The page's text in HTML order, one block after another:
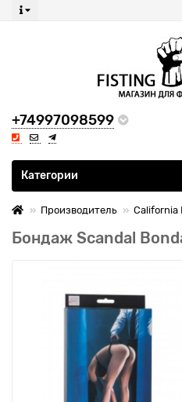
+74997098599
Все категории
Категории
Производитель California
Бондаж Scandal